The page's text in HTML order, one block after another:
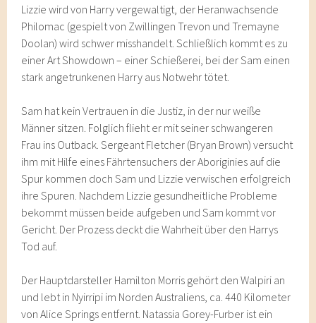
Lizzie wird von Harry vergewaltigt, der Heranwachsende
Philomac (gespielt von Zwillingen Trevon und Tremayne
Doolan) wird schwer misshandelt. Schließlich kommt es zu
einer Art Showdown – einer Schießerei, bei der Sam einen
stark angetrunkenen Harry aus Notwehr tötet.
Sam hat kein Vertrauen in die Justiz, in der nur weiße
Männer sitzen. Folglich flieht er mit seiner schwangeren
Frau ins Outback. Sergeant Fletcher (Bryan Brown) versucht
ihm mit Hilfe eines Fährtensuchers der Aboriginies auf die
Spur kommen doch Sam und Lizzie verwischen erfolgreich
ihre Spuren. Nachdem Lizzie gesundheitliche Probleme
bekommt müssen beide aufgeben und Sam kommt vor
Gericht. Der Prozess deckt die Wahrheit über den Harrys
Tod auf.
Der Hauptdarsteller Hamilton Morris gehört den Walpiri an
und lebt in Nyirripi im Norden Australiens, ca. 440 Kilometer
von Alice Springs entfernt. Natassia Gorey-Furber ist ein